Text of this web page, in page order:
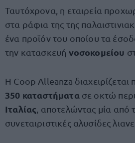
Ταυτόχρονα, η εταιρεία
στα ράφια της της
ένα προϊόν του οποίου τα
την κατασκευή νοσοκομείου
Η Coop Alleanza
350 καταστήματα σε οκτώ
Ιταλίας , αποτελώντας μία από
συνεταιριστικές αλυσίδες